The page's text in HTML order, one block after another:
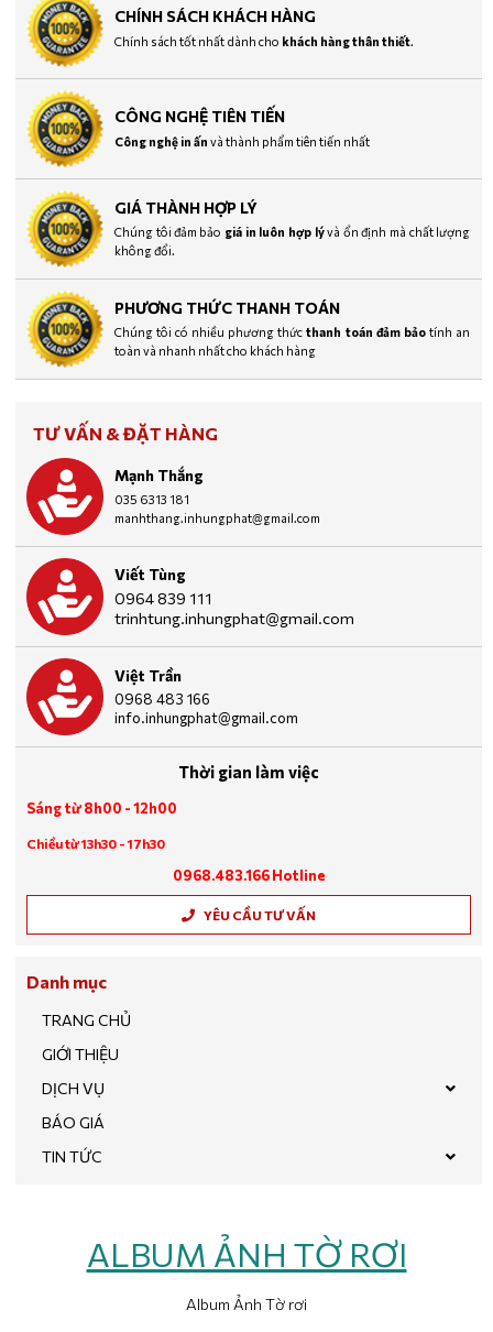
CHÍNH SÁCH KHÁCH HÀNG
Chính sách tốt nhất dành cho khách hàng thân thiết.
CÔNG NGHỆ TIÊN TIẾN
Công nghệ in ấn và thành phẩm tiên tiến nhất
GIÁ THÀNH HỢP LÝ
Chúng tôi đảm bảo giá in luôn hợp lývà ổn định mà chất lượng
không đổi.
PHƯƠNG THỨC THANH TOÁN
Chúng tôi có nhiều phương thứcthanh toán đảm bảo tính an
toàn và nhanh nhất cho khách hàng
TƯ VẤN & ĐẶT HÀNG
Mạnh Thắng
035 6313 181
manhthang.inhungphat@gmail.com
Viết Tùng
0964 839 111
trinhtung.inhungphat@gmail.com
Việt Trần
0968 483 166
info.inhungphat@gmail.com
Thời gian làm việc
Sáng từ 8h00 - 12h00
Chiều từ 13h30 - 17h30
0968.483.166 Hotline
YÊU CẦU TƯ VẤN
Danh mục
TRANG CHỦ
GIỚI THIỆU
DỊCH VỤ
BÁO GIÁ
TIN TỨC
ALBUM ẢNH TỜ RƠI
Album Ảnh Tờ rơi